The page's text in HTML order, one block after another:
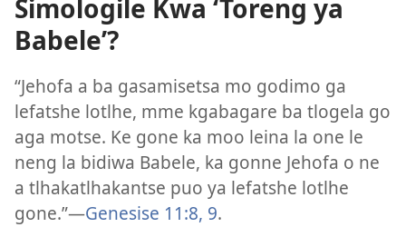
Simologile Kwa ‘Toreng ya
Babele’?
“Jehofa a ba gasamisetsa mo godimo ga
lefatshe lotlhe, mme kgabagare ba tlogela go
aga motse. Ke gone ka moo leina la one le
neng la bidiwa Babele, ka gonne Jehofa o ne
a tlhakatlhakantse puo ya lefatshe lotlhe
gone.”—Genesise 11:8, 9.